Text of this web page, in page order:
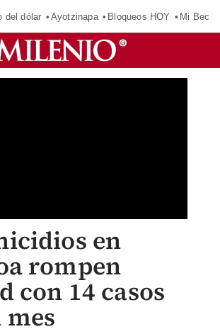
del dólar Ayotzinapa Bloqueos HOY Mi Beca
en
rompen
con 14 casos